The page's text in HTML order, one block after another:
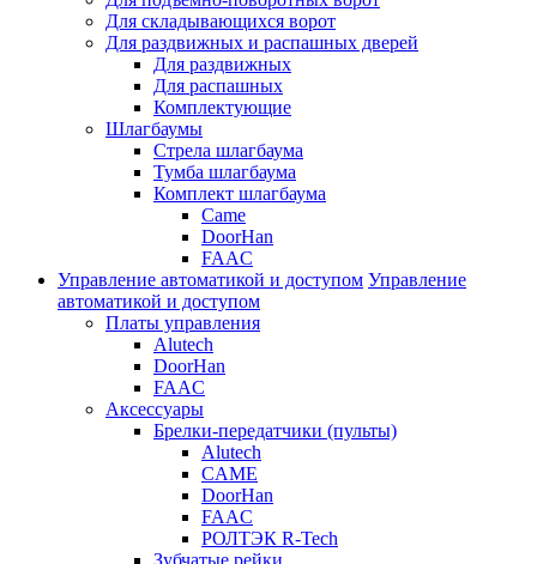
Для складывающихся ворот
Для раздвижных и распашных дверей
Для раздвижных
Для распашных
Комплектующие
Шлагбаумы
Стрела шлагбаума
Тумба шлагбаума
Комплект шлагбаума
Came
DoorHan
FAAC
Управление автоматикой и доступом Управление
автоматикой и доступом
Платы управления
Alutech
DoorHan
FAAC
Аксессуары
Брелки-передатчики (пульты)
Alutech
CAME
DoorHan
FAAC
РОЛТЭК R-Tech
Зубчатые рейки